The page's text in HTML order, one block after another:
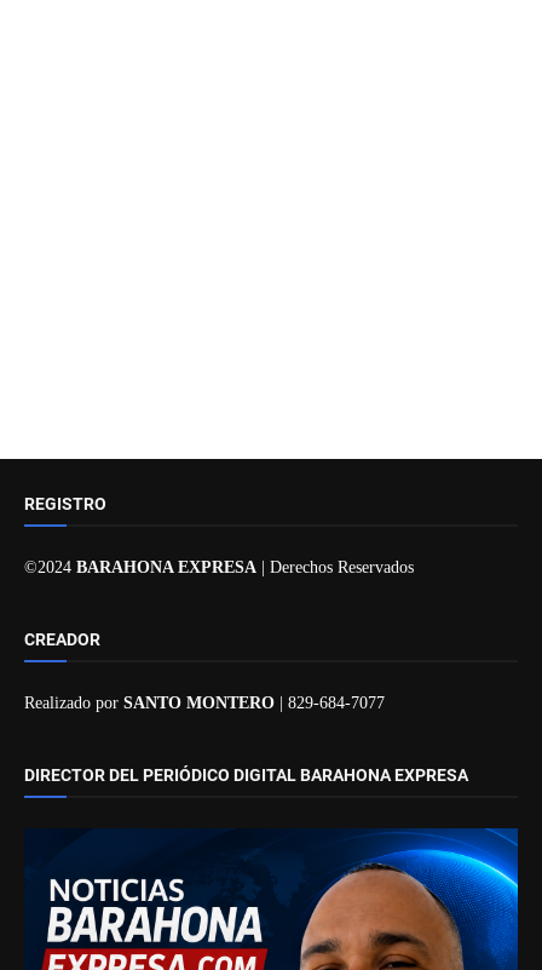
REGISTRO
©2024 BARAHONA EXPRESA | Derechos Reservados
CREADOR
Realizado por SANTO MONTERO | 829-684-7077
DIRECTOR DEL PERIÓDICO DIGITAL BARAHONA EXPRESA